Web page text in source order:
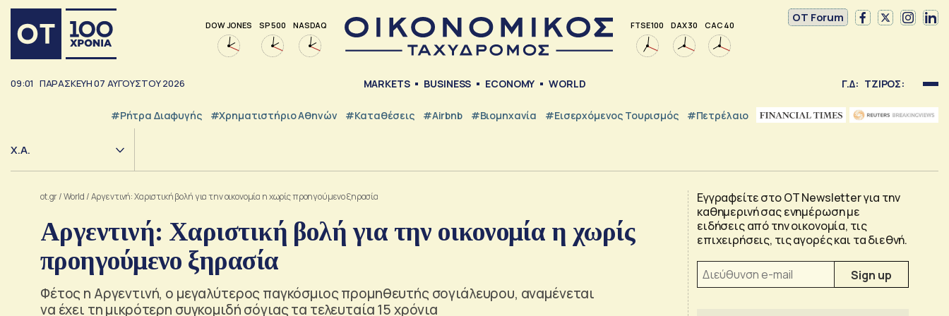
DOW JONES SP 500 NASDAQ FTSE 100 DAX 30 CAC 40
OT Forum
09:01 ΠΑΡΑΣΚΕΥΗ07 ΑΥΓΟΥΣΤΟΥ2026 MARKETS BUSINESS ECONOMY WORLD Γ.Δ: ΤΖΙΡΟΣ:
#ρήτρα Διαφυγής #Χρηματιστήριο Αθηνών #Καταθέσεις #Airbnb #Βιομηχανία #εισερχόμενος Τουρισμός #Πετρέλαιο
Χ.Α.
ot.gr/World /Αργεντινή: Χαριστική βολή για την οικονομία η χωρίς προηγούμενο ξηρασία
Αργεντινή: Χαριστική βολή για την οικονομία η χωρίς
προηγούμενο ξηρασία
Φέτος η Αργεντινή, ο μεγαλύτερος παγκόσμιος προμηθευτής σογιάλευρου, αναμένεται
να έχει τη μικρότερη συγκομιδή σόγιας τα τελευταία 15 χρόνια
Εγγραφείτε στο OT Newsletter για την
καθημερινή σας ενημέρωση με
ειδήσεις από την οικονομία, τις
επιχειρήσεις, τις αγορές και τα διεθνή.